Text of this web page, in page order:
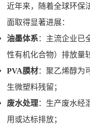
近年来，随着全球环保
面取得显著进展：
油墨体系：主流企业已
性有机化合物）排放量
PVA膜材：聚乙烯醇为
生微塑料残留；
废水处理：生产废水经
用或达标排放；